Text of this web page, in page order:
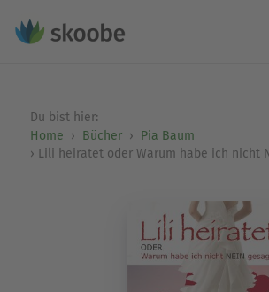
Du bist hier:
Home
Bücher
Pia Baum
Lili heiratet oder Warum habe ich nicht